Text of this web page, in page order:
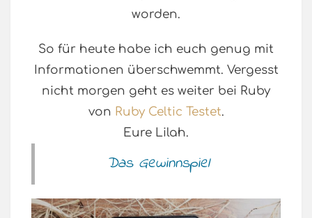
worden.
So für heute habe ich euch genug mit
Informationen überschwemmt. Vergesst
nicht morgen geht es weiter bei Ruby
von Ruby Celtic Testet.
Eure Lilah.
Das Gewinnspiel